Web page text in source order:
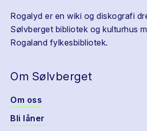
Rogalyd er en wiki og diskografi
Sølvberget bibliotek og kulturhus
Rogaland fylkesbibliotek.
Om Sølvberget
Om oss
Bli låner